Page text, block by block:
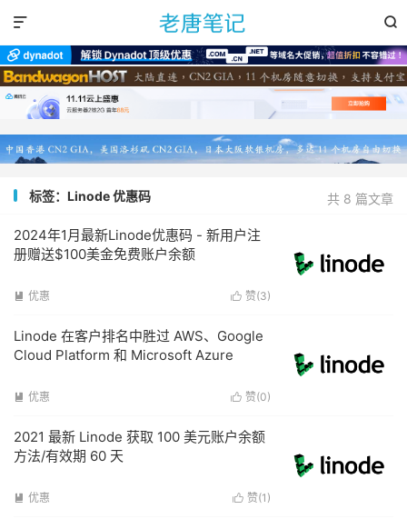


共 8 篇文章
标签：Linode 优惠码
2024年1月最新Linode优惠码 - 新用户注
册赠送$100美金免费账户余额
 赞(3)
 优惠
Linode 在客户排名中胜过 AWS、Google
Cloud Platform 和 Microsoft Azure
 赞(0)
 优惠
2021 最新 Linode 获取 100 美元账户余额
方法/有效期 60 天
 赞(1 )
 优惠